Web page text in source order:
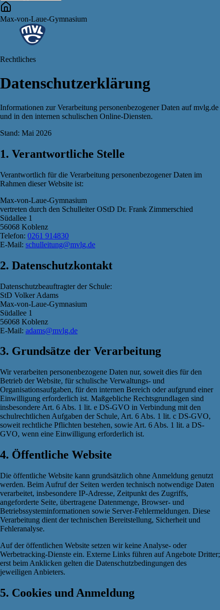
Max-von-Laue-Gymnasium
Rechtliches
Datenschutzerklärung
Informationen zur Verarbeitung personenbezogener Daten auf mvlg.de
und in den internen schulischen Online-Diensten.
Stand: Mai 2026
1. Verantwortliche Stelle
Verantwortlich für die Verarbeitung personenbezogener Daten im
Rahmen dieser Website ist:
Max-von-Laue-Gymnasium
vertreten durch den Schulleiter OStD Dr. Frank Zimmerschied
Südallee 1
56068 Koblenz
Telefon: 0261 914830
E-Mail: schulleitung@mvlg.de
2. Datenschutzkontakt
Datenschutzbeauftragter der Schule:
StD Volker Adams
Max-von-Laue-Gymnasium
Südallee 1
56068 Koblenz
E-Mail: adams@mvlg.de
3. Grundsätze der Verarbeitung
Wir verarbeiten personenbezogene Daten nur, soweit dies für den
Betrieb der Website, für schulische Verwaltungs- und
Organisationsaufgaben, für den internen Bereich oder aufgrund einer
Einwilligung erforderlich ist. Maßgebliche Rechtsgrundlagen sind
insbesondere Art. 6 Abs. 1 lit. e DS-GVO in Verbindung mit den
schulrechtlichen Aufgaben der Schule, Art. 6 Abs. 1 lit. c DS-GVO,
soweit rechtliche Pflichten bestehen, sowie Art. 6 Abs. 1 lit. a DS-
GVO, wenn eine Einwilligung erforderlich ist.
4. Öffentliche Website
Die öffentliche Website kann grundsätzlich ohne Anmeldung genutzt
werden. Beim Aufruf der Seiten werden technisch notwendige Daten
verarbeitet, insbesondere IP-Adresse, Zeitpunkt des Zugriffs,
angeforderte Seite, übertragene Datenmenge, Browser- und
Betriebssysteminformationen sowie Server-Fehlermeldungen. Diese
Verarbeitung dient der technischen Bereitstellung, Sicherheit und
Fehleranalyse.
Auf der öffentlichen Website setzen wir keine Analyse- oder
Werbetracking-Dienste ein. Externe Links führen auf Angebote Dritter;
erst beim Anklicken gelten die Datenschutzbedingungen des
jeweiligen Anbieters.
5. Cookies und Anmeldung